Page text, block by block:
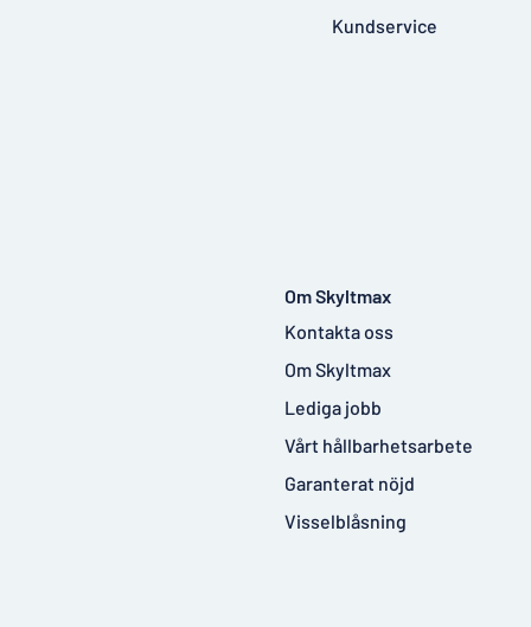
Kundservice
Om Skyltmax
Kontakta oss
Om Skyltmax
Lediga jobb
Vårt hållbarhetsarbete
Garanterat nöjd
Visselblåsning